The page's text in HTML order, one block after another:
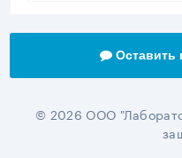
Оставить
© 2026 ООО